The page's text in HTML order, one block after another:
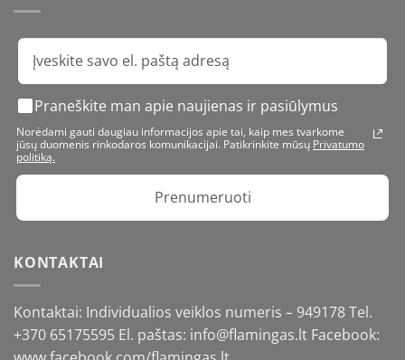
Praneškite man apie naujienas ir pasiūlymus
Norėdami gauti daugiau informacijos apie tai, kaip mes tvarkome
jūsų duomenis rinkodaros komunikacijai. Patikrinkite mūsų Privatumo
politiką.
Prenumeruoti
KONTAKTAI
Kontaktai: Individualios veiklos numeris – 949178 Tel.
+370 65175595 El. paštas: info@flamingas.lt Facebook: